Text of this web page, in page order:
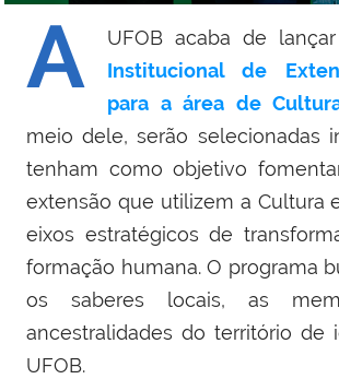
A UFOB acaba de
Institucional de
para a área de
meio dele, serão selecionadas
tenham como objetivo
extensão que utilizem a Cultura
eixos estratégicos de
formação humana. O programa
os saberes locais, as
ancestralidades do território de
UFOB.